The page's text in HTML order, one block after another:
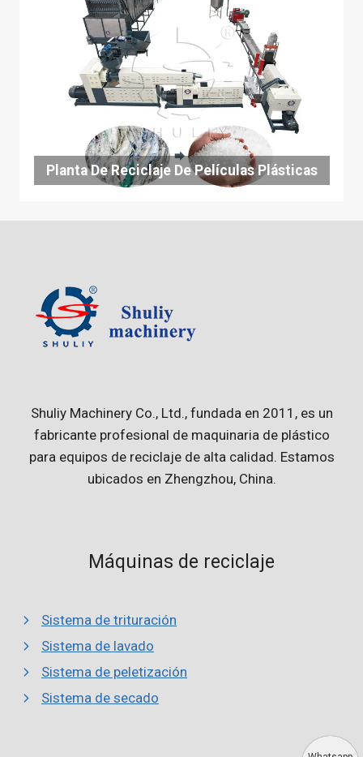
Planta De Reciclaje De Películas Plásticas
Shuliy Machinery Co., Ltd., fundada en 2011, es un
fabricante profesional de maquinaria de plástico
para equipos de reciclaje de alta calidad. Estamos
ubicados en Zhengzhou, China.
Máquinas de reciclaje
Sistema de trituración
Sistema de lavado
Sistema de peletización
Sistema de secado